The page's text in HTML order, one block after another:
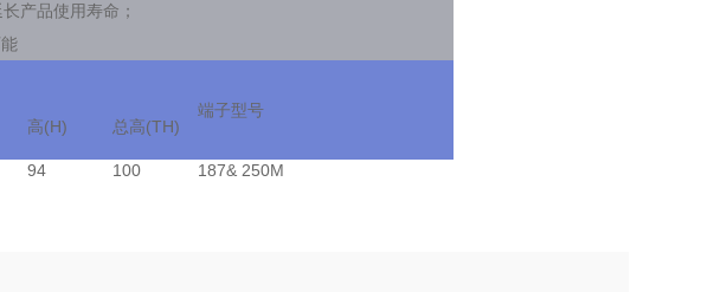
产品使用寿命；
端子型号
高(H) 总高(TH)
94 100 187& 250M